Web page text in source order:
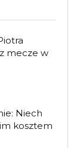
mecze w
Niech
kosztem